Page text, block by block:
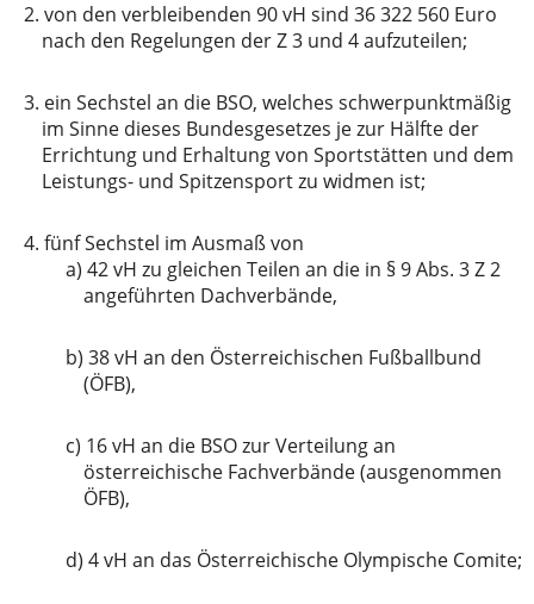
2. von den verbleibenden 90 vH sind 36 322 560 Euro
nach den Regelungen der Z 3 und 4 aufzuteilen;
3. ein Sechstel an die BSO, welches schwerpunktmäßig
im Sinne dieses Bundesgesetzes je zur Hälfte der
Errichtung und Erhaltung von Sportstätten und dem
Leistungs- und Spitzensport zu widmen ist;
4. fünf Sechstel im Ausmaß von
a) 42 vH zu gleichen Teilen an die in § 9 Abs. 3 Z 2
angeführten Dachverbände,
b) 38 vH an den Österreichischen Fußballbund
(ÖFB),
c) 16 vH an die BSO zur Verteilung an
österreichische Fachverbände (ausgenommen
ÖFB),
d) 4 vH an das Österreichische Olympische Comite;